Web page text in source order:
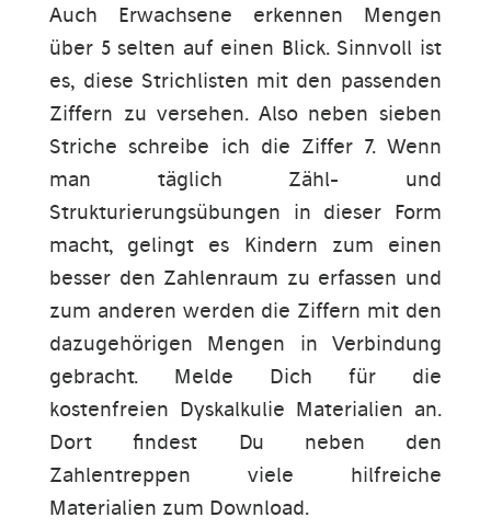
Auch Erwachsene erkennen Mengen
über 5 selten auf einen Blick. Sinnvoll ist
es, diese Strichlisten mit den passenden
Ziffern zu versehen. Also neben sieben
Striche schreibe ich die Ziffer 7. Wenn
man täglich Zähl- und
Strukturierungsübungen in dieser Form
macht, gelingt es Kindern zum einen
besser den Zahlenraum zu erfassen und
zum anderen werden die Ziffern mit den
dazugehörigen Mengen in Verbindung
gebracht. Melde Dich für die
kostenfreien Dyskalkulie Materialien an.
Dort findest Du neben den
Zahlentreppen viele hilfreiche
Materialien zum Download.